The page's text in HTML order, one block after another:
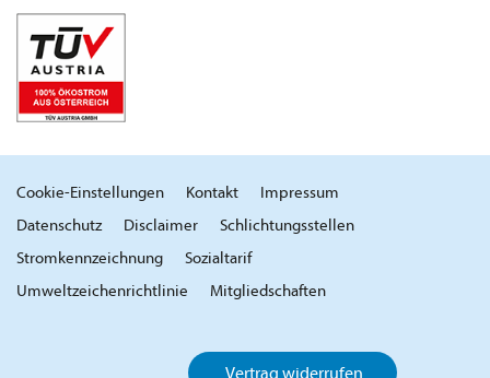
Cookie-Einstellungen Kontakt
Impressum
Datenschutz
Disclaimer
Schlichtungsstellen
Stromkennzeichnung
Sozialtarif
Umweltzeichenrichtlinie
Mitgliedschaften
Vertrag widerrufen